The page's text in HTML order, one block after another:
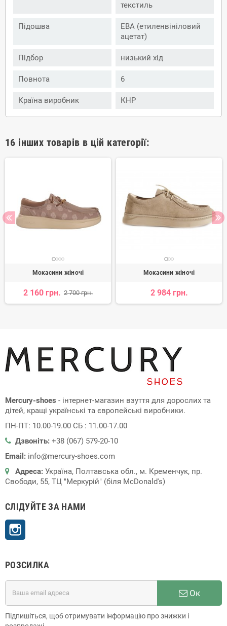
текстиль
Підошва
ЕВА (етиленвініловий
ацетат)
Підбор низький хід
Повнота 6
Країна виробник КНР
16 інших товарів в цій категорії:
Мокасини жіночі
2 160 грн. 2 700 грн.
Мокасини жіночі
2 984 грн.
Mercury-shoes - інтернет-магазин взуття для дорослих та
дітей, кращі українські та європейські виробники.
ПН-ПТ: 10.00-19.00 СБ : 11.00-17.00
Дзвоніть: +38 (067) 579-20-10
Email: info@mercury-shoes.com
Адреса: Україна, Полтавська обл., м. Кременчук, пр.
Свободи, 55, ТЦ "Меркурій" (біля McDonald's)
СЛІДУЙТЕ ЗА НАМИ
РОЗСИЛКА
Ок
Підпишіться, щоб отримувати інформацію про знижки і